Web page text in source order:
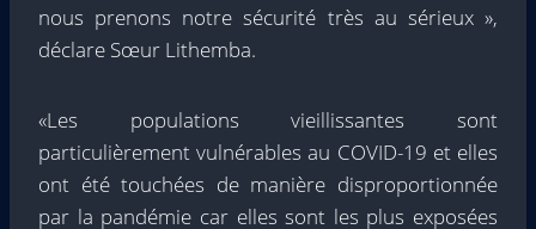
nous prenons notre sécurité très au sérieux »,
déclare Sœur Lithemba.
«Les populations vieillissantes sont
particulièrement vulnérables au COVID-19 et elles
ont été touchées de manière disproportionnée
par la pandémie car elles sont les plus exposées